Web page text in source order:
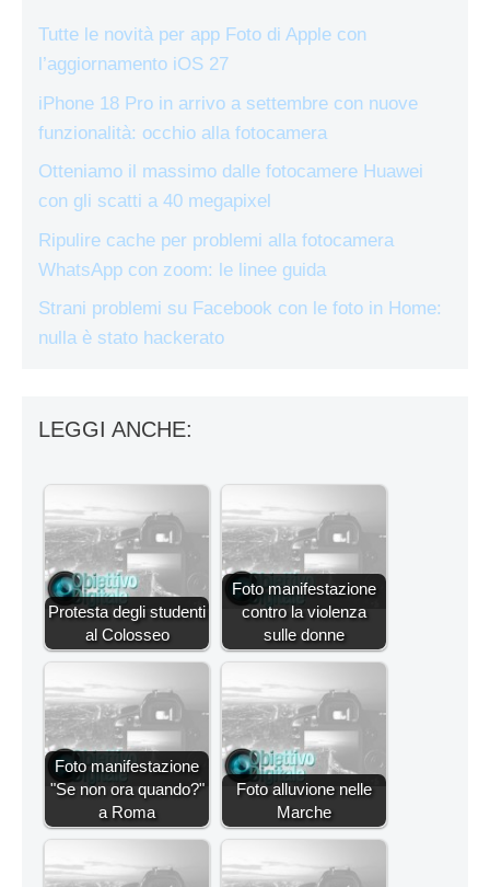
Tutte le novità per app Foto di Apple con
l’aggiornamento iOS 27
iPhone 18 Pro in arrivo a settembre con nuove
funzionalità: occhio alla fotocamera
Otteniamo il massimo dalle fotocamere Huawei
con gli scatti a 40 megapixel
Ripulire cache per problemi alla fotocamera
WhatsApp con zoom: le linee guida
Strani problemi su Facebook con le foto in Home:
nulla è stato hackerato
LEGGI ANCHE:
Protesta degli studenti
al Colosseo
Foto manifestazione
contro la violenza
sulle donne
Foto manifestazione
"Se non ora quando?"
a Roma
Foto alluvione nelle
Marche